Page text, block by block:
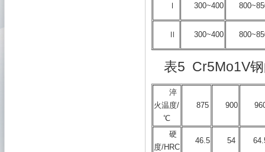
Ⅰ 300~400
Ⅱ 300~400
表5 Cr5Mo1V
淬
火温度/
℃
875 900
硬
度/HRC
46.5 54